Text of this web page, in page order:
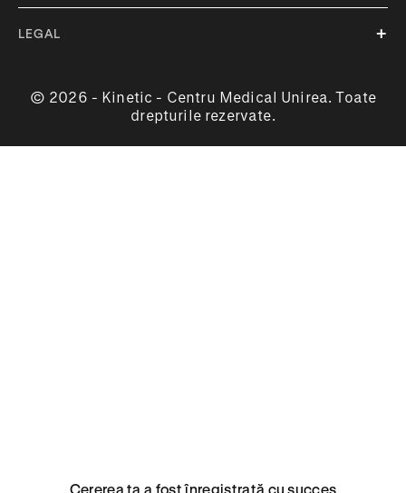
LEGAL
© 2026 - Kinetic - Centru Medical Unirea. Toate
drepturile rezervate.
Cererea ta a fost înregistrată cu succes